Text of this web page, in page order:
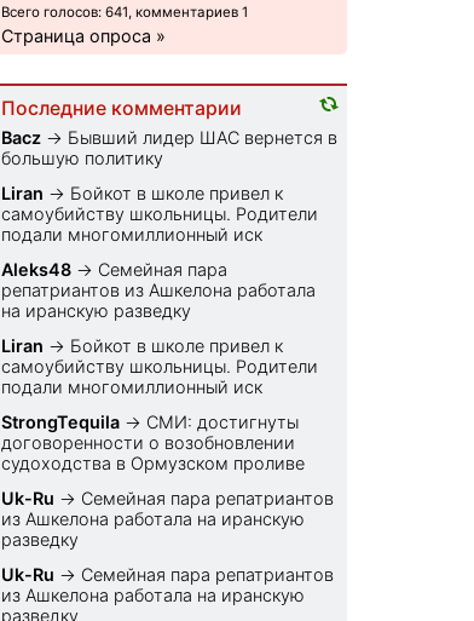
Всего голосов: 641, комментариев 1
Страница опроса »
Последние комментарии
Bacz → Бывший лидер ШАС вернется в
большую политику
Liran → Бойкот в школе привел к
самоубийству школьницы. Родители
подали многомиллионный иск
Aleks48 → Семейная пара
репатриантов из Ашкелона работала
на иранскую разведку
Liran → Бойкот в школе привел к
самоубийству школьницы. Родители
подали многомиллионный иск
StrongTequila → СМИ: достигнуты
договоренности о возобновлении
судоходства в Ормузском проливе
Uk-Ru → Семейная пара репатриантов
из Ашкелона работала на иранскую
разведку
Uk-Ru → Семейная пара репатриантов
из Ашкелона работала на иранскую
разведку